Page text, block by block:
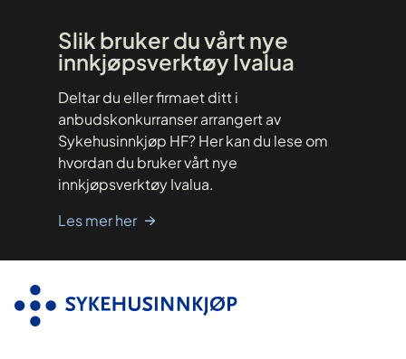
Slik bruker du vårt nye
innkjøpsverktøy Ivalua
Deltar du eller firmaet ditt i
anbudskonkurranser arrangert av
Sykehusinnkjøp HF? Her kan du lese om
hvordan du bruker vårt nye
innkjøpsverktøy Ivalua.
Les mer her